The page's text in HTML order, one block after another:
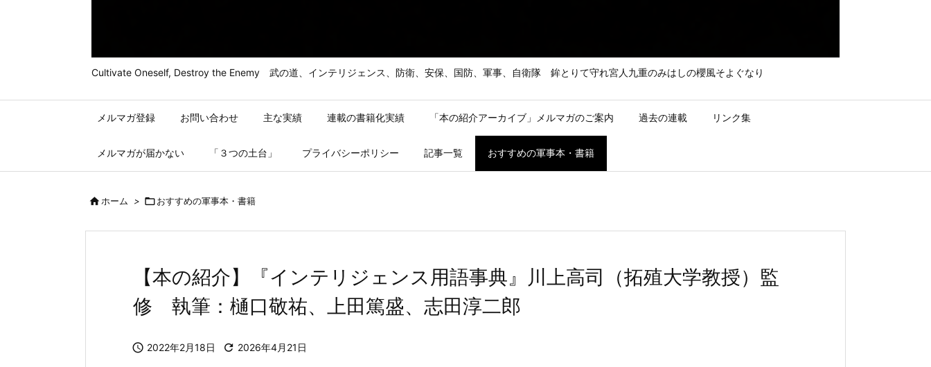
Cultivate Oneself, Destroy the Enemy 武の道、インテリジェンス、防衛、安保、国防、軍事、自衛隊 鉾とりて守れ宮人九重のみはしの櫻風そよぐなり
メルマガ登録 お問い合わせ 主な実績 連載の書籍化実績 「本の紹介アーカイブ」メルマガのご案内 過去の連載 リンク集
メルマガが届かない 「３つの土台」 プライバシーポリシー 記事一覧 おすすめの軍事本・書籍
ホーム > おすすめの軍事本・書籍
【本の紹介】『インテリジェンス用語事典』川上高司（拓殖大学教授）監
修 執筆：樋口敬祐、上田篤盛、志田淳二郎
 2022年2月18日  2026年4月21日